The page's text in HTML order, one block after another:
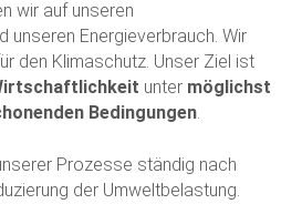
wir auf unseren
unseren Energieverbrauch. Wir
den Klimaschutz. Unser Ziel ist
unter möglichst
Bedingungen.
Prozesse ständig nach
der Umweltbelastung.